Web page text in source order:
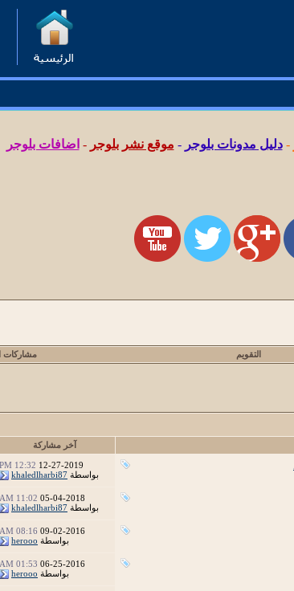
-دليل مدونات بلوجر - موقع نشر بلوجر - اضافات بلوجر
التقويم مشاركات
آخر مشاركة
12-27-2019
12:32 PM
بواسطة khaledlharbi87
05-04-2018
11:02 AM
بواسطة khaledlharbi87
09-02-2016
08:16 AM
بواسطة herooo
06-25-2016
01:53 AM
بواسطة herooo